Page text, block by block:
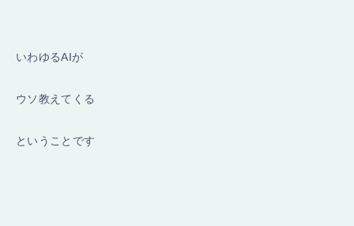
いわゆるAIが
ウソ教えてくる
ということです